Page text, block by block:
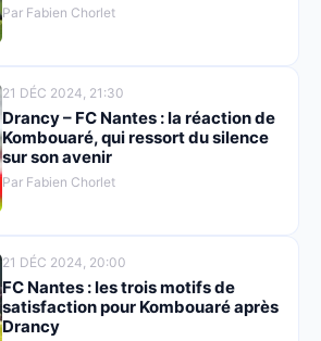
Par Fabien Chorlet
21 DÉC 2024, 21:30
Drancy – FC Nantes : la réaction de
Kombouaré, qui ressort du silence
sur son avenir
Par Fabien Chorlet
21 DÉC 2024, 20:00
FC Nantes : les trois motifs de
satisfaction pour Kombouaré après
Drancy